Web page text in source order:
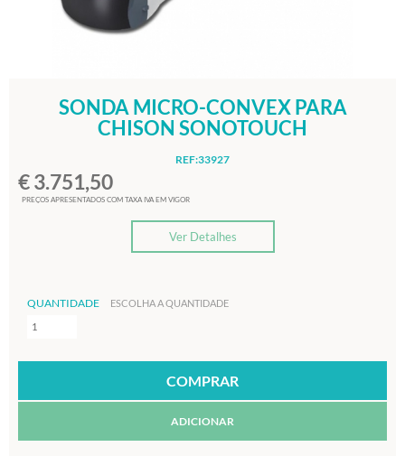
SONDA MICRO-CONVEX PARA
CHISON SONOTOUCH
REF:33927
€ 3.751,50
PREÇOS APRESENTADOS COM TAXA IVA EM VIGOR
Ver Detalhes
QUANTIDADE ESCOLHA A QUANTIDADE
ADICIONAR